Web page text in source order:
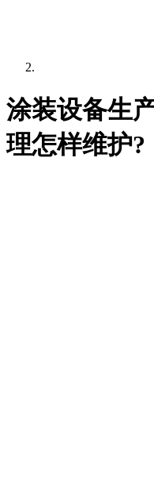
涂装设备生
理怎样维护?